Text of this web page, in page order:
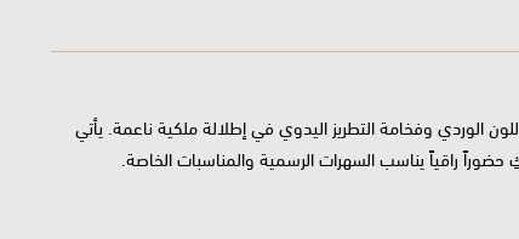
الوردي وفخامة التطريز اليدوي في إطلالة ملكية ناعمة. يأتي
راقياً يناسب السهرات الرسمية والمناسبات الخاصة.